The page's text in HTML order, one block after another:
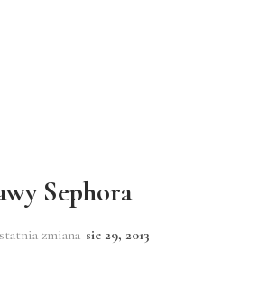
Sephora
zmiana sie 29, 2013